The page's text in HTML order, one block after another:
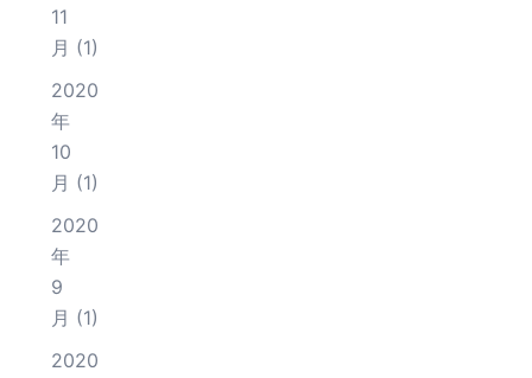
11
月 (1)
2020
年
10
月 (1)
2020
年
9
月 (1)
2020